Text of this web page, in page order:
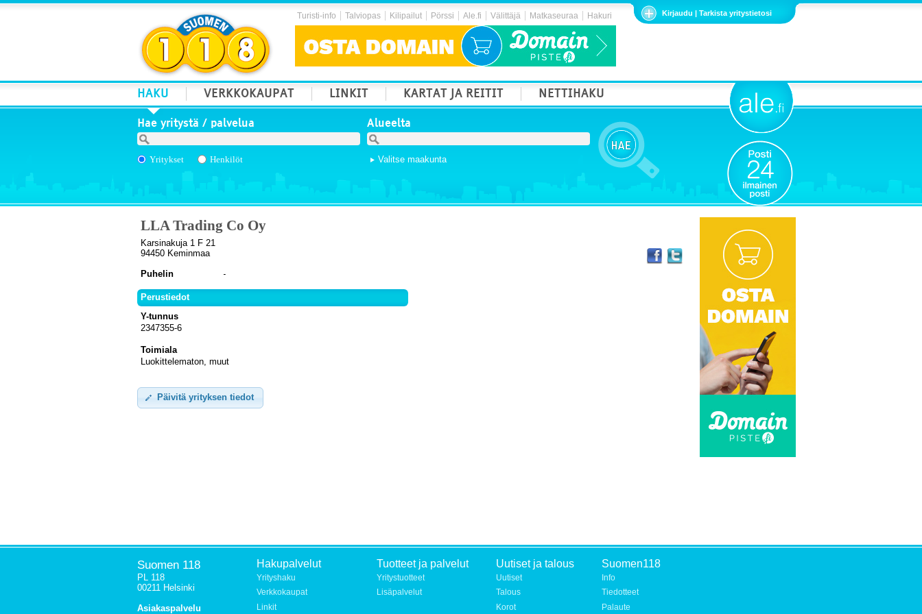
Kirjaudu | Tarkista yritystietosi
Turisti-info Talviopas Kilipailut Pörssi Ale.fi Välittäjä Matkaseuraa Hakuri
HAKU VERKKOKAUPAT LINKIT KARTAT JA REITIT NETTIHAKU
Hae yritystä / palvelua
Yritykset Henkilöt
Alueelta
Valitse maakunta
LLA Trading Co Oy
Karsinakuja 1 F 21
94450 Keminmaa
Puhelin
Perustiedot
Y-tunnus
2347355-6
Toimiala
Luokittelematon, muut
Päivitä yrityksen tiedot
Suomen 118
PL 118
00211 Helsinki
Asiakaspalvelu
Hakupalvelut
Yrityshaku
Verkkokaupat
Linkit
Tuotteet ja palvelut
Yritystuotteet
Lisäpalvelut
Uutiset ja talous
Uutiset
Talous
Korot
Suomen118
Info
Tiedotteet
Palaute